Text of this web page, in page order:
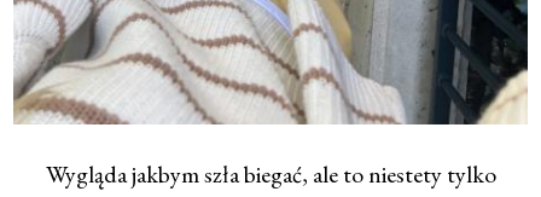
Wygląda jakbym szła biegać, ale to niestety tylko